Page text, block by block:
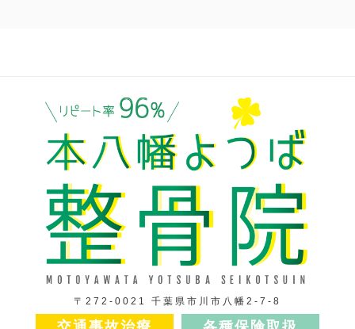
〒272-0021 千葉県市川市八幡2-7-8